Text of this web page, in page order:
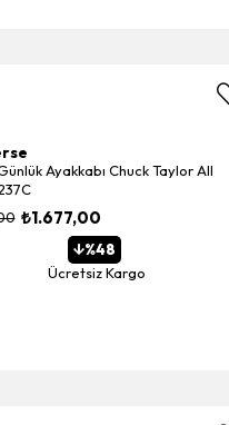
Ayakkabı Chuck Taylor All
₺1.677,00
%48
Ücretsiz Kargo